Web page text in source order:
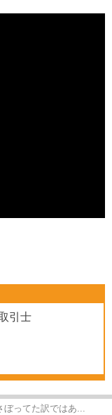
引士
ぼってた訳ではあ...